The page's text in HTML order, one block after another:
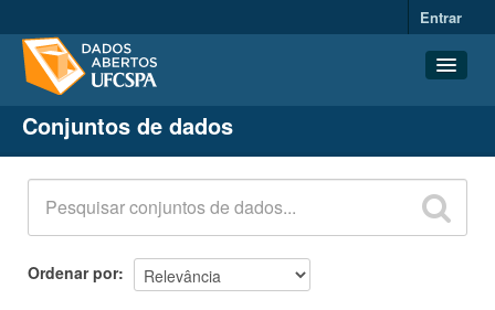
Entrar
Conjuntos de dados
Organizações
Grupos
Sobre
Conjuntos de dados
Ordenar por